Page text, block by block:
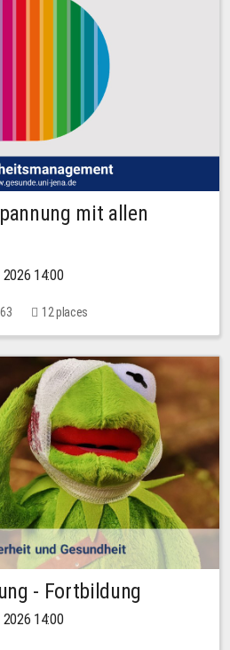
mit allen
14:00
12 places
- Fortbildung
14:00